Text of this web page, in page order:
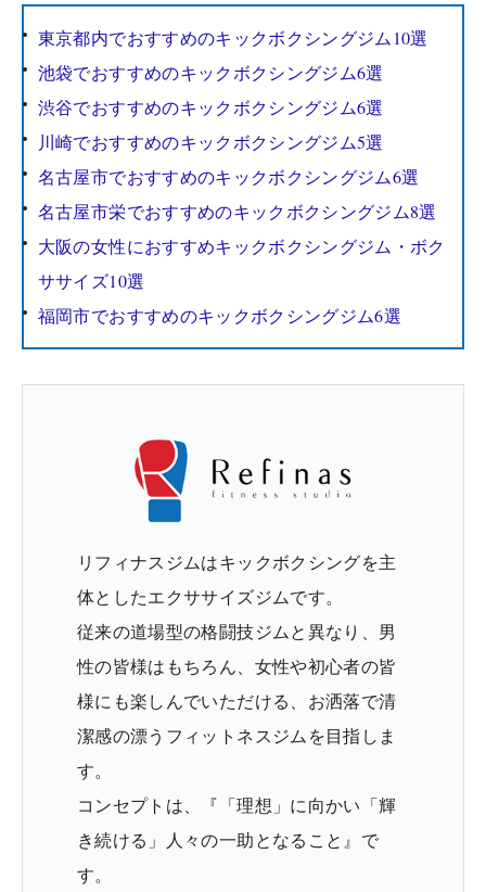
東京都内でおすすめのキックボクシングジム10選
池袋でおすすめのキックボクシングジム6選
渋谷でおすすめのキックボクシングジム6選
川崎でおすすめのキックボクシングジム5選
名古屋市でおすすめのキックボクシングジム6選
名古屋市栄でおすすめのキックボクシングジム8選
大阪の女性におすすめキックボクシングジム・ボク
ササイズ10選
福岡市でおすすめのキックボクシングジム6選
リフィナスジムはキックボクシングを主
体としたエクササイズジムです。
従来の道場型の格闘技ジムと異なり、男
性の皆様はもちろん、女性や初心者の皆
様にも楽しんでいただける、お洒落で清
潔感の漂うフィットネスジムを目指しま
す。
コンセプトは、『「理想」に向かい「輝
き続ける」人々の一助となること』で
す。